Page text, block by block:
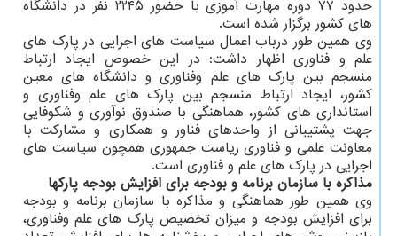
حدود ۷۷ دوره مهارت آموزی با حضور ۲۲۴۵ نفر در دانشگاه
های کشور برگزار شده است.
وی همین طور درباب اعمال سیاست های اجرایی در پارک های
علم و فناوری اظهار داشت: در این خصوص ایجاد ارتباط
منسجم بین پارک های علم وفناوری و دانشگاه های معین
کشور، ایجاد ارتباط منسجم بین پارک های علم وفناوری و
استانداری های کشور، هماهنگی با صندوق نوآوری و شکوفایی
جهت پشتیبانی از واحدهای فناور و همکاری و مشارکت با
معاونت علمی و فناوری ریاست جمهوری همچون سیاست های
اجرایی در پارک های علم و فناوری است.
مذاکره با سازمان برنامه و بودجه برای افزایش بودجه پارکها
وی همین طور هماهنگی و مذاکره با سازمان برنامه و بودجه
برای افزایش بودجه و میزان تخصیص پارک های علم وفناوری،